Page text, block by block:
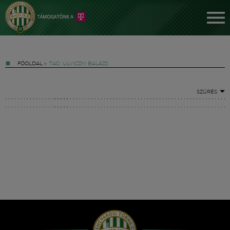
FŐOLDAL » TAG: ULVICZKI BALÁZS
SZŰRÉS
Hírek